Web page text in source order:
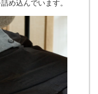
め込んでいます。